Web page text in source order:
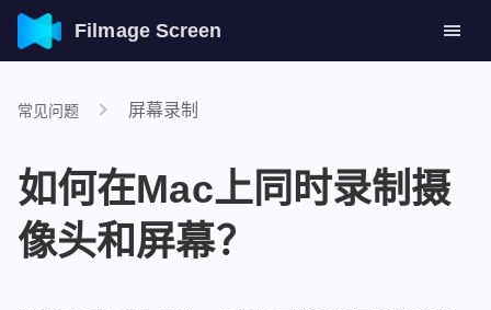
Filmage Screen
常见问题 屏幕录制
如何在Mac上同时录制摄
像头和屏幕？